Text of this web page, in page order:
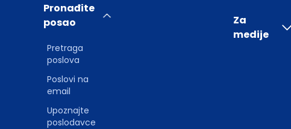
Pronađite
posao
Pretraga
poslova
Poslovi na
email
Upoznajte
poslodavce
Za
medije